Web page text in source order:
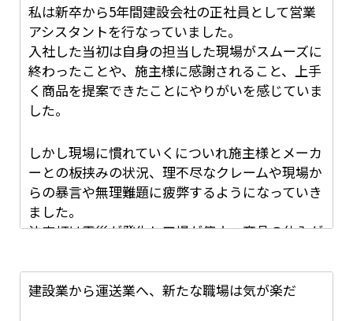
私は新卒から5年間建設会社の正社員として営業
アシスタントを行なっていました。
入社した当初は自身の担当した現場がスムーズに
終わったことや、施主様に感謝されること、上手
く商品を提案できたことにやりがいを感じていま
した。
しかし現場に慣れていくについれ施主様とメーカ
ーとの板挟みの状況、理不尽なクレームや現場か
らの暴言や無理難題に疲弊するようになっていき
ました。
決定打は震災が発生し工場が停止、商品の仕入が
建設業から運送業へ、新たな職場は気が楽だ